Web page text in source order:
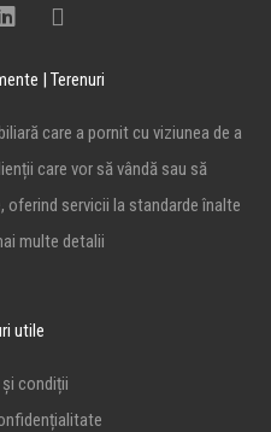
| Terenuri
care a pornit cu viziunea de a
care vor să vândă sau să
servicii la standarde înalte
multe detalii
utile
și condiții